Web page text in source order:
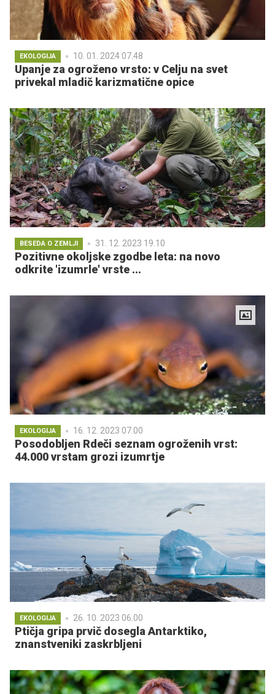
EKOLOGIJA 10. 01. 2024 07.48
Upanje za ogroženo vrsto: v Celju na svet
privekal mladič karizmatične opice
BESEDA O ZEMLJI 31. 12. 2023 19.10
Pozitivne okoljske zgodbe leta: na novo
odkrite 'izumrle' vrste ...
EKOLOGIJA 16. 12. 2023 07.00
Posodobljen Rdeči seznam ogroženih vrst:
44.000 vrstam grozi izumrtje
EKOLOGIJA 26. 10. 2023 06.00
Ptičja gripa prvič dosegla Antarktiko,
znanstveniki zaskrbljeni